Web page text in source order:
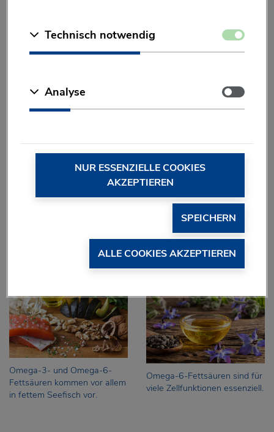
Thiamin kommt in pflanzlichen
Pantothensäure ist in vielen
steckt unter
anderem in Hülsenfrüchten.
Ölpflanzen und Nüsse sind
gute Vitamin-E Quellen.
Omega-3- und Omega-6-
Fettsäuren kommen vor allem
in fettem Seefisch vor.
Omega-6-Fettsäuren sind für
viele Zellfunktionen essenziell.
Technisch notwendig Zustimmen
Analyse Zustimmen
NUR ESSENZIELLE COOKIES
AKZEPTIEREN
SPEICHERN
ALLE COOKIES AKZEPTIEREN